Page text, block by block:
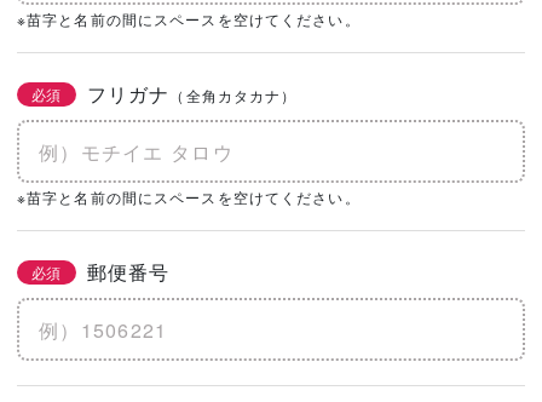
※苗字と名前の間にスペースを空けてください。
必須 フリガナ （全角カタカナ）
※苗字と名前の間にスペースを空けてください。
必須 郵便番号